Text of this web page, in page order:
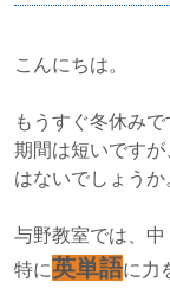
こんにちは。
もうすぐ冬休みで
期間は短いです
はないでしょうか
与野教室では、中
特に英単語に力